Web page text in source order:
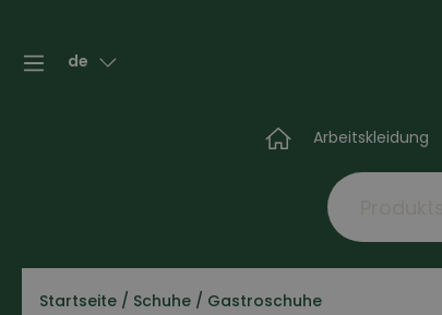
de
Arbeitskleidung
Startseite / Schuhe / Gastroschuhe